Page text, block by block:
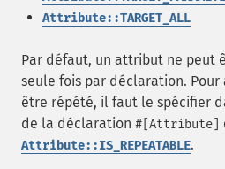
Attribute::TARGET_ALL
Par défaut, un attribut ne peut
seule fois par déclaration.
être répété, il faut le spécifier
de la déclaration #[Attribute]
Attribute::IS_REPEATABLE.